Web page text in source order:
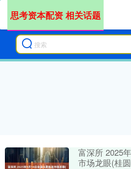
思考资本配资 相关话题
富深所 2025
市场龙眼(桂